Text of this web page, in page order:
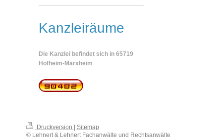
Kanzleiräume
Die Kanzlei befindet sich in 65719
Hofheim-Marxheim
Druckversion | Sitemap
© Lehnert & Lehnert Fachanwälte und Rechtsanwälte